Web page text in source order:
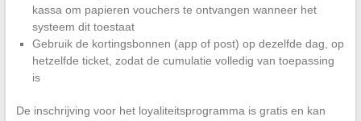
kassa om papieren vouchers te ontvangen wanneer het
systeem dit toestaat
Gebruik de kortingsbonnen (app of post) op dezelfde dag, op
hetzelfde ticket, zodat de cumulatie volledig van toepassing
is
De inschrijving voor het loyaliteitsprogramma is gratis en kan